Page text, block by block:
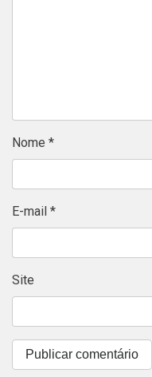
Nome *
E-mail *
Site